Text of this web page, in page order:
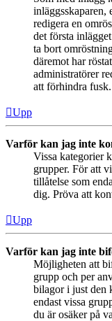
inläggsskaparen,
redigera en
det första
ta bort
däremot har
administratörer
att förhindra fusk.
Upp
Varför kan jag inte
Vissa kategorier
grupper. För att
tillåtelse som
dig. Pröva att
Upp
Varför kan jag inte
Möjligheten att
grupp och per
bilagor i just den
endast vissa
du är osäker på